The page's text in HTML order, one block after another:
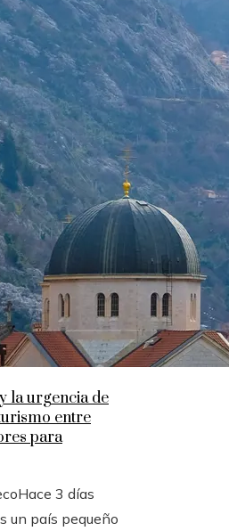
la urgencia de
entre
para
Hace 3 días
un país pequeño